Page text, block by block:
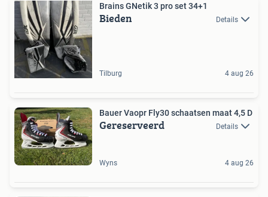
Brains GNetik 3 pro set 34+1
Bieden Details
Tilburg 4 aug 26
Bauer Vaopr Fly30 schaatsen maat 4,5 D
Gereserveerd Details
Wyns 4 aug 26